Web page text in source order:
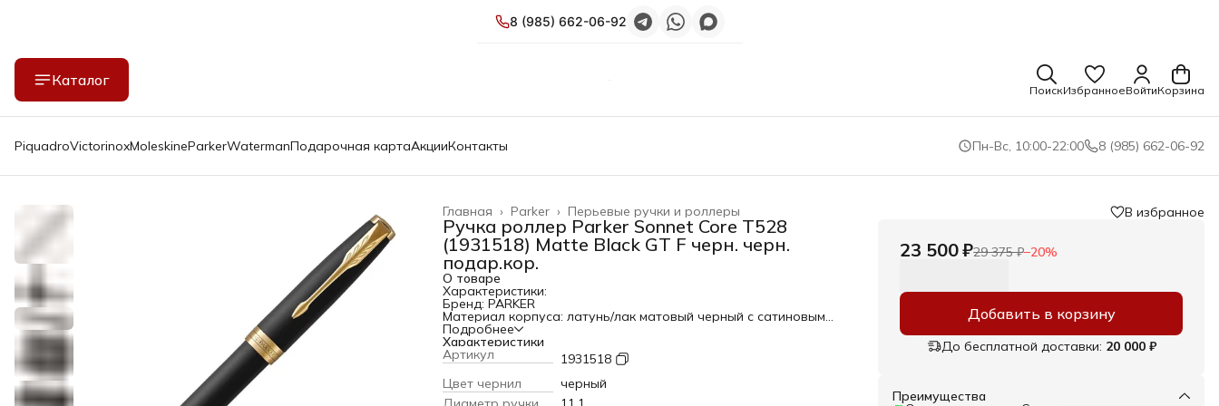
8 (985) 662-06-92
Каталог
ПоискИзбранноеВойтиКорзина
PiquadroVictorinoxMoleskineParkerWatermanПодарочная картаАкцииКонтакты Пн-Вс, 10:00-22:00 8 (985) 662-06-92
Перьевые ручки и роллеры
Parker ›
Главная ›
Ручка роллер Parker Sonnet Core T528
(1931518) Matte Black GT F черн. черн.
подар.кор.
О товаре
Характеристики:
Бренд: PARKER
Материал корпуса: латунь/лак матовый черный с сатиновым
эффектом
Тип: Ручка
Коллекция/Серия: Sonnet Core
Модель: T528
PartNumber/Артикул Производителя: 1931518
Оригинальный цвет корпуса: Matte Black GT
Подробнее
Характеристики
Артикул
1931518
Цвет чернил
черный
В избранное
23 500 ₽29 375 ₽−20%
Добавить в корзину
До бесплатной доставки: 20 000 ₽
Преимущества